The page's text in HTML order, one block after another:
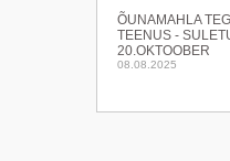
ÕUNAMAHLA
TEENUS -
20.OKTOOBER
08.08.2025